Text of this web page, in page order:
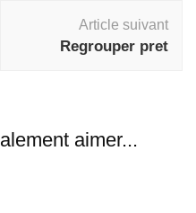
Article suivant
Regrouper pret
aimer...